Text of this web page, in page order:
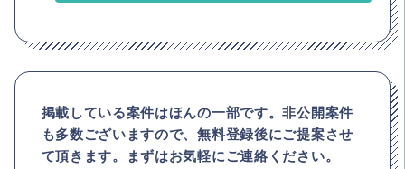
掲載している案件はほんの一部です。非公開案件
も多数ございますので、無料登録後にご提案させ
て頂きます。まずはお気軽にご連絡ください。